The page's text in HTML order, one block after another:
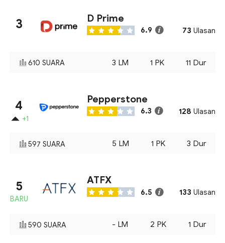
3 D Prime
6.9 73 Ulasan
610 SUARA 3 LM 1 PK 11 Dur
4
+1
Pepperstone
6.3 128 Ulasan
597 SUARA 5 LM 1 PK 3 Dur
5
BARU
ATFX
6.5 133 Ulasan
590 SUARA - LM 2 PK 1 Dur